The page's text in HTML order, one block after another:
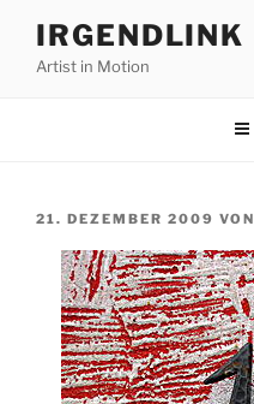
Inhalt
springen
IRGENDLINK
Artist in Motion
VERÖFFENTLICHT
21. DEZEMBER 2009 VON